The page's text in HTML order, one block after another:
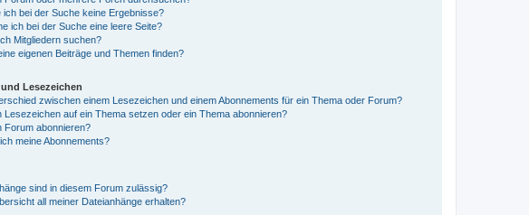
ich bei der Suche keine Ergebnisse?
ich bei der Suche eine leere Seite?
Mitgliedern suchen?
eigenen Beiträge und Themen finden?
Lesezeichen
zwischen einem Lesezeichen und einem Abonnements für ein Thema oder Forum?
Lesezeichen auf ein Thema setzen oder ein Thema abonnieren?
Forum abonnieren?
meine Abonnements?
sind in diesem Forum zulässig?
all meiner Dateianhänge erhalten?